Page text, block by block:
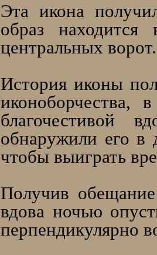
Эта икона
образ
центральных ворот.
История иконы
иконоборчества,
благочестивой
обнаружили его в
чтобы выиграть
Получив
вдова ночью
перпендикулярно